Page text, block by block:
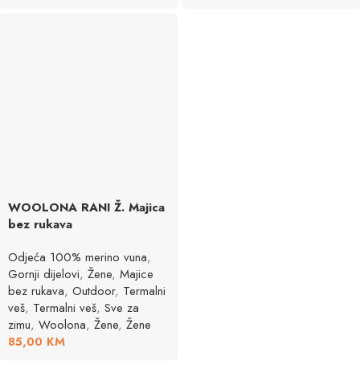
WOOLONA RANI Ž. Majica
bez rukava
Odjeća 100% merino vuna,
Gornji dijelovi, Žene, Majice
bez rukava, Outdoor, Termalni
veš, Termalni veš, Sve za
zimu, Woolona, Žene, Žene
85,00 KM